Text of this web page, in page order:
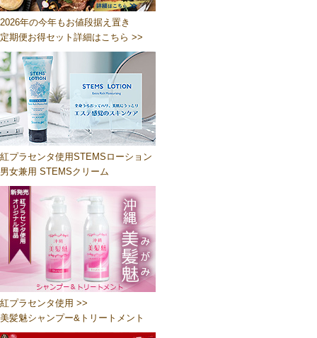
2026年の今年もお値段据え置き
定期便お得セット詳細はこちら >>
紅プラセンタ使用STEMSローション
男女兼用 STEMSクリーム
紅プラセンタ使用 >>
美髪魅シャンプー&トリートメント